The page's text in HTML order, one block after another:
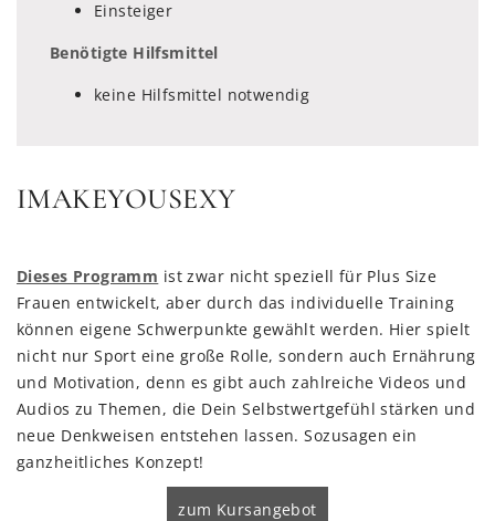
Einsteiger
Benötigte Hilfsmittel
keine Hilfsmittel notwendig
IMAKEYOUSEXY
Dieses Programm ist zwar nicht speziell für Plus Size
Frauen entwickelt, aber durch das individuelle Training
können eigene Schwerpunkte gewählt werden. Hier spielt
nicht nur Sport eine große Rolle, sondern auch Ernährung
und Motivation, denn es gibt auch zahlreiche Videos und
Audios zu Themen, die Dein Selbstwertgefühl stärken und
neue Denkweisen entstehen lassen. Sozusagen ein
ganzheitliches Konzept!
zum Kursangebot